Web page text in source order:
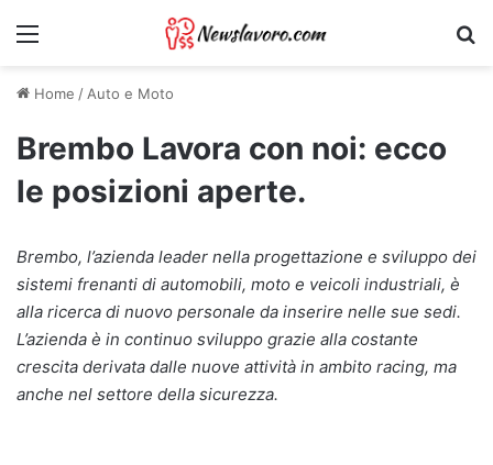
Menu
Home /Auto e Moto
Brembo Lavora con noi: ecco
le posizioni aperte.
Brembo, l’azienda leader nella progettazione e sviluppo dei
sistemi frenanti di automobili, moto e veicoli industriali, è
alla ricerca di nuovo personale da inserire nelle sue sedi.
L’azienda è in continuo sviluppo grazie alla costante
crescita derivata dalle nuove attività in ambito racing, ma
anche nel settore della sicurezza.